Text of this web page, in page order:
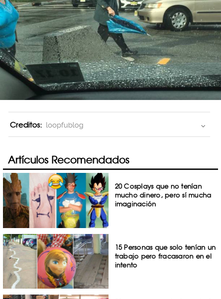
Creditos: loopfublog
Artículos Recomendados
20 Cosplays que no tenían
mucho dinero, pero sí mucha
imaginación
15 Personas que solo tenían un
trabajo pero fracasaron en el
intento